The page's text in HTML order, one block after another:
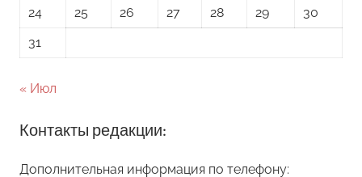
24
25 26 27 28 29
30
31
« Июл
Контакты редакции:
Дополнительная информация по телефону: